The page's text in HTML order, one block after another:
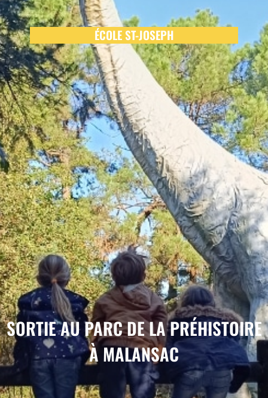
ÉCOLE ST-JOSEPH
SORTIE AU PARC DE LA PRÉHISTOIRE
À MALANSAC